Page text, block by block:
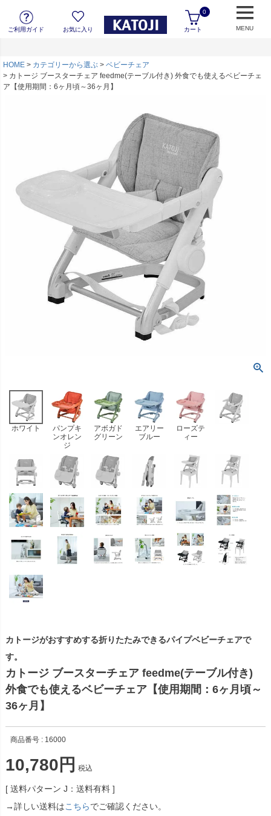
ご利用ガイド お気に入り カート
0
MENU
HOME カテゴリーから選ぶ
ベビーチェア
カトージ ブースターチェア feedme(テーブル付き) 外食でも使えるベビーチェ
ア【使用期間：6ヶ月頃～36ヶ月】
ホワイト
パンプキ
ンオレン
ジ
アボガド
グリーン
エアリー
ブルー
ローズテ
ィー
カトージがおすすめする折りたたみできるパイプベビーチェアで
す。
カトージ ブースターチェア feedme(テーブル付き)
外食でも使えるベビーチェア【使用期間：6ヶ月頃～
36ヶ月】
商品番号 16000
10,780 税込
送料パターン J：送料有料
→詳しい送料はこちらでご確認ください。